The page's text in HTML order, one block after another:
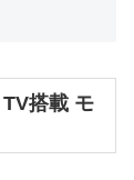
搭載 モ